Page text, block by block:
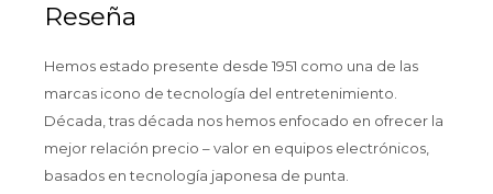
Reseña
Hemos estado presente desde 1951 como una de las
marcas icono de tecnología del entretenimiento.
Década, tras década nos hemos enfocado en ofrecer la
mejor relación precio – valor en equipos electrónicos,
basados en tecnología japonesa de punta.